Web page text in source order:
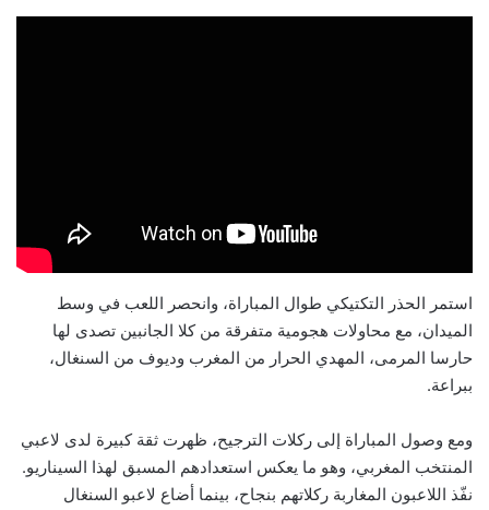
استمر الحذر التكتيكي طوال المباراة، وانحصر اللعب في وسط
الميدان، مع محاولات هجومية متفرقة من كلا الجانبين تصدى لها
حارسا المرمى، المهدي الحرار من المغرب وديوف من السنغال،
ببراعة.
ومع وصول المباراة إلى ركلات الترجيح، ظهرت ثقة كبيرة لدى لاعبي
المنتخب المغربي، وهو ما يعكس استعدادهم المسبق لهذا السيناريو.
نفّذ اللاعبون المغاربة ركلاتهم بنجاح، بينما أضاع لاعبو السنغال